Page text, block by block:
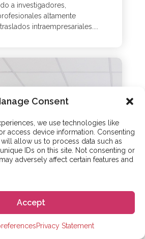
Consent
we use technologies like
access device information. Consenting
allow us to process data such as
IDs on this site. Not consenting or
adversely affect certain features and
Accept
Privacy Statement
a investigadores,
altamente
intraempresariales....